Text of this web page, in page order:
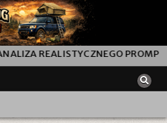
REALISTYCZNEGO PROMPTU